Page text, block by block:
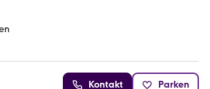
Kontakt Parken